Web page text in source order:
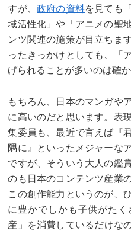
すが、政府の資料を見ても
域活性化」や「アニメの聖
ンツ関連の施策が目立ちま
ったきっかけとしても、「
げられることが多いのは確か
もちろん、日本のマンガや
に高いのだと思います。表
集委員も、最近で言えば『
隅に』といったメジャーな
ですが、そういう大人の鑑
のも日本のコンテンツ産業
この創作能力というのが、
に豊かでしかも子供がた
産」を消費しているだけ